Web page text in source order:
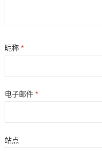
昵称 *
电子邮件 *
站点